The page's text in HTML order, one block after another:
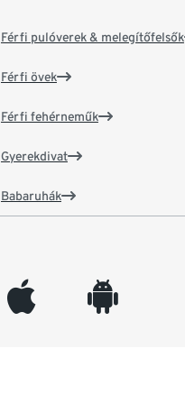
Férfi pulóverek & melegítőfelsők
Férfi övek
Férfi fehérneműk
Gyerekdivat
Babaruhák
appleinc android